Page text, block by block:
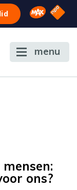
Omroep
NPO
menu
ons?